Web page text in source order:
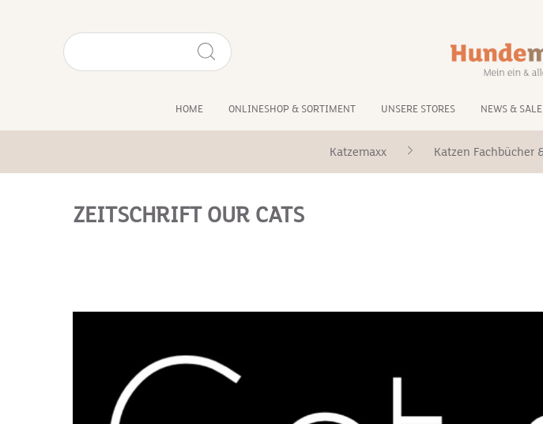
HOME ONLINESHOP & SORTIMENT UNSERE STORES NEWS & SALE
Katzemaxx Katzen Fachbücher
ZEITSCHRIFT OUR CATS